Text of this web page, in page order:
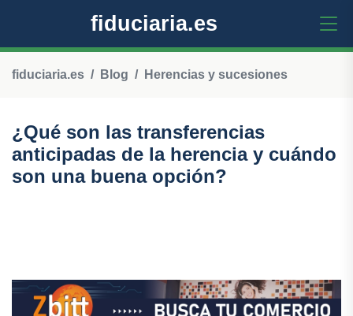
fiduciaria.es
fiduciaria.es Blog Herencias y sucesiones
¿Qué son las transferencias
anticipadas de la herencia y cuándo
son una buena opción?